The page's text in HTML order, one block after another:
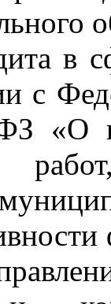
в
с
«О